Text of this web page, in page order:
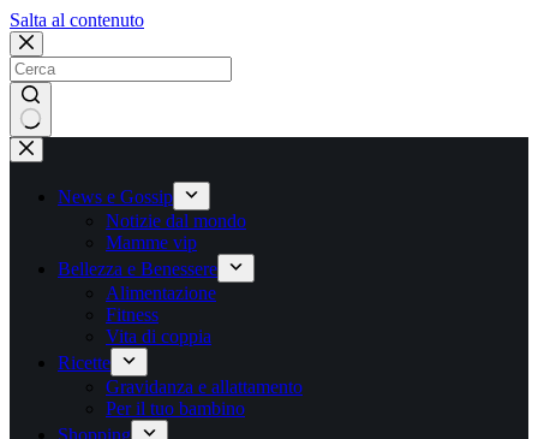
Salta al contenutoSalta
contenuto
Nessun
risultato
News e Gossip
Notizie dal mondo
Mamme vip
Bellezza e Benessere
Alimentazione
Fitness
Vita di coppia
Ricette
Gravidanza e allattamento
Per il tuo bambino
Shopping